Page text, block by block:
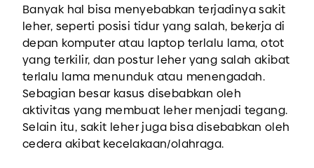
Banyak hal bisa menyebabkan terjadinya sakit
leher, seperti posisi tidur yang salah, bekerja di
depan komputer atau laptop terlalu lama, otot
yang terkilir, dan postur leher yang salah akibat
terlalu lama menunduk atau menengadah.
Sebagian besar kasus disebabkan oleh
aktivitas yang membuat leher menjadi tegang.
Selain itu, sakit leher juga bisa disebabkan oleh
cedera akibat kecelakaan/olahraga.